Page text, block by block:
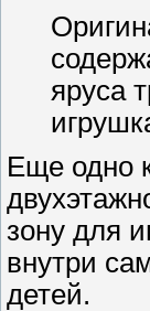
яруса
Еще одно
зону для
внутри
детей.